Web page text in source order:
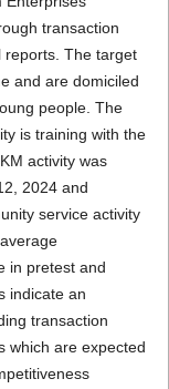
transaction
reports. The target
and are domiciled
people. The
is training with the
activity was
2024 and
service activity
in pretest and
indicate an
transaction
which are expected